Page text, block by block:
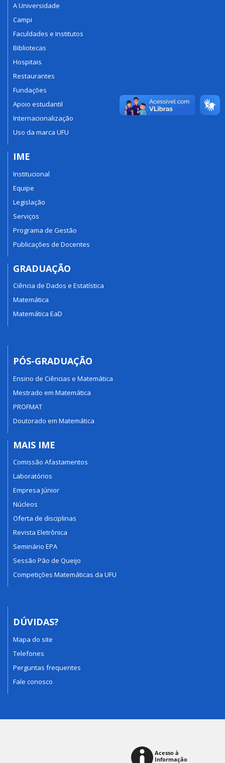
A Universidade
Campi
Faculdades e Institutos
Bibliotecas
Hospitais
Restaurantes
Fundações
Apoio estudantil
Internacionalização
Uso da marca UFU
IME
Institucional
Equipe
Legislação
Serviços
Programa de Gestão
Publicações de Docentes
GRADUAÇÃO
Ciência de Dados e Estatística
Matemática
Matemática EaD
PÓS-GRADUAÇÃO
Ensino de Ciências e Matemática
Mestrado em Matemática
PROFMAT
Doutorado em Matemática
MAIS IME
Comissão Afastamentos
Laboratórios
Empresa Júnior
Núcleos
Oferta de disciplinas
Revista Eletrônica
Seminário EPA
Sessão Pão de Queijo
Competições Matemáticas da UFU
DÚVIDAS?
Mapa do site
Telefones
Perguntas frequentes
Fale conosco